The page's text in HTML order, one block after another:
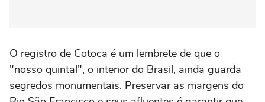
O registro de Cotoca é um lembrete de que o
"nosso quintal", o interior do Brasil, ainda guarda
segredos monumentais. Preservar as margens do